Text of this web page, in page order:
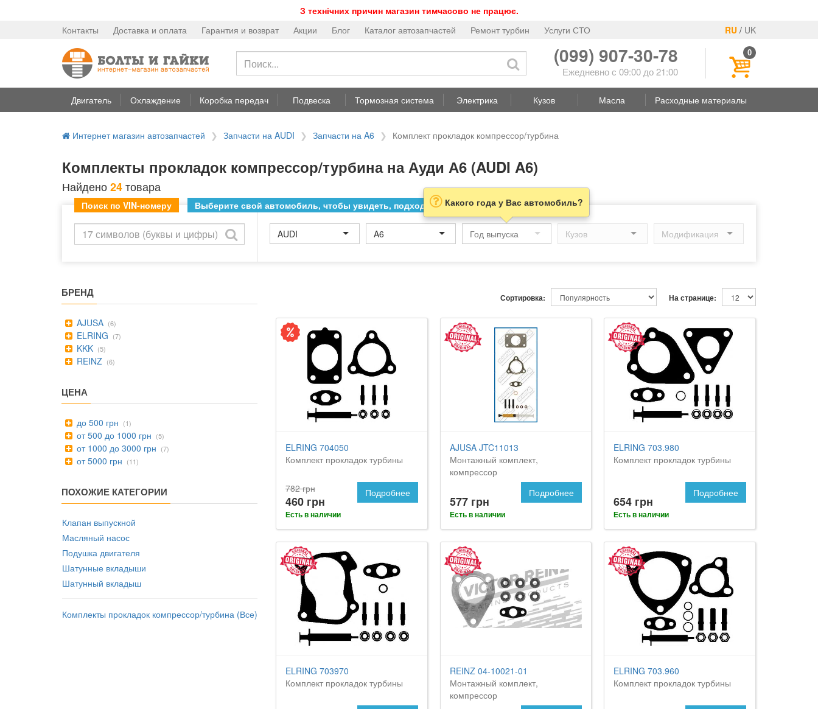
З технічних причин магазин тимчасово не працює.
RU / UK
Контакты Доставка и оплата Гарантия и возврат Акции Блог Каталог автозапчастей Ремонт турбин Услуги СТО
(099) 907-30-78
Ежедневно с 09:00 до 21:00
0
Двигатель Охлаждение Коробка передач Подвеска Тормозная система Электрика Кузов Масла Расходные материалы
Интернет магазин автозапчастей Запчасти на AUDI Запчасти на A6 Комплект прокладок компрессор/турбина
Комплекты прокладок компрессор/турбина на Ауди А6 (AUDI A6)
Найдено24товара
Поиск по VIN-номеру Выберите свой автомобиль, чтобы увидеть, подходит ли товар к нему
AUDI A6
Какого года у Вас автомобиль?
БРЕНД
AJUSA (6)
ELRING (7)
KKK (5)
REINZ (6)
ЦЕНА
до 500 грн (1)
от 500 до 1000 грн (5)
от 1000 до 3000 грн (7)
от 5000 грн (11)
ПОХОЖИЕ КАТЕГОРИИ
Клапан выпускной
Масляный насос
Подушка двигателя
Шатунные вкладыши
Шатунный вкладыш
Комплекты прокладок компрессор/турбина (Все)
На странице:
Сортировка:
ELRING 704050
Комплект прокладок турбины
782 грн
460 грн
Есть в наличии
Подробнее
AJUSA JTC11013
Монтажный комплект,
компрессор
577 грн
Есть в наличии
Подробнее
ELRING 703.980
Комплект прокладок турбины
654 грн
Есть в наличии
Подробнее
ELRING 703970
Комплект прокладок турбины
REINZ 04-10021-01
Монтажный комплект,
компрессор
ELRING 703.960
Комплект прокладок турбины